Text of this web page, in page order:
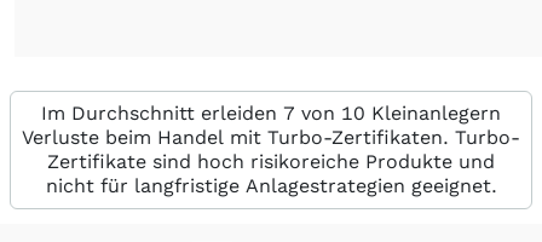
Im Durchschnitt erleiden 7 von 10 Kleinanlegern
Verluste beim Handel mit Turbo-Zertifikaten. Turbo-
Zertifikate sind hoch risikoreiche Produkte und
nicht für langfristige Anlagestrategien geeignet.